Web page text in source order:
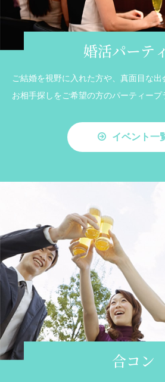
婚活パーテ
ご結婚を視野に入れた方や、真面目な
お相手探しをご希望の方のパーティープ
イベント一
合コン